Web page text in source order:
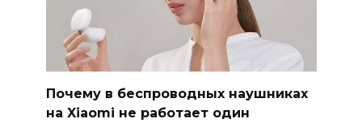
Почему в беспроводных наушниках
на Xiaomi не работает один